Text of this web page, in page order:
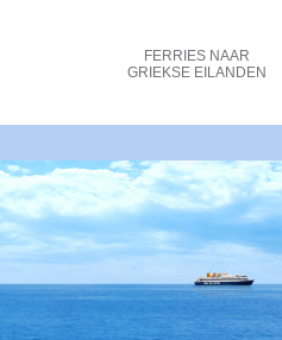
FERRIES NAAR
GRIEKSE EILANDEN